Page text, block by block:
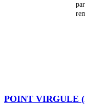
POINT VIRGULE